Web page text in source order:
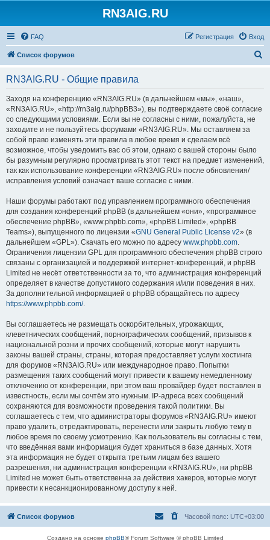
RN3AIG.RU
FAQ Вход
Регистрация
Список форумов
RN3AIG.RU - Общие правила
Заходя на конференцию «RN3AIG.RU» (в дальнейшем «мы», «наш»,
«RN3AIG.RU», «http://rn3aig.ru/phpBB3»), вы подтверждаете своё согласие
со следующими условиями. Если вы не согласны с ними, пожалуйста, не
заходите и не пользуйтесь форумами «RN3AIG.RU». Мы оставляем за
собой право изменять эти правила в любое время и сделаем всё
возможное, чтобы уведомить вас об этом, однако с вашей стороны было
бы разумным регулярно просматривать этот текст на предмет изменений,
так как использование конференции «RN3AIG.RU» после обновления/
исправления условий означает ваше согласие с ними.
Наши форумы работают под управлением программного обеспечения
для создания конференций phpBB (в дальнейшем «они», «программное
обеспечение phpBB», «www.phpbb.com», «phpBB Limited», «phpBB
Teams»), выпущенного по лицензии «GNU General Public License v2» (в
дальнейшем «GPL»). Скачать его можно по адресу www.phpbb.com.
Ограничения лицензии GPL для программного обеспечения phpBB строго
связаны с организацией и поддержкой интернет-конференций, и phpBB
Limited не несёт ответственности за то, что администрация конференций
определяет в качестве допустимого содержания и/или поведения в них.
За дополнительной информацией о phpBB обращайтесь по адресу
https://www.phpbb.com/.
Вы соглашаетесь не размещать оскорбительных, угрожающих,
клеветнических сообщений, порнографических сообщений, призывов к
национальной розни и прочих сообщений, которые могут нарушить
законы вашей страны, страны, которая предоставляет услуги хостинга
для форумов «RN3AIG.RU» или международное право. Попытки
размещения таких сообщений могут привести к вашему немедленному
отключению от конференции, при этом ваш провайдер будет поставлен в
известность, если мы сочтём это нужным. IP-адреса всех сообщений
сохраняются для возможности проведения такой политики. Вы
соглашаетесь с тем, что администраторы форумов «RN3AIG.RU» имеют
право удалить, отредактировать, перенести или закрыть любую тему в
любое время по своему усмотрению. Как пользователь вы согласны с тем,
что введённая вами информация будет храниться в базе данных. Хотя
эта информация не будет открыта третьим лицам без вашего
разрешения, ни администрация конференции «RN3AIG.RU», ни phpBB
Limited не может быть ответственна за действия хакеров, которые могут
привести к несанкционированному доступу к ней.
Список форумов Часовой пояс: UTC+03:00
Создано на основе phpBB® Forum Software © phpBB Limited